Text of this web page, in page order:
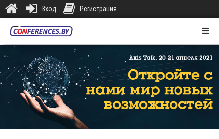
Онлайн
Площадки
Контакты
Вход Регистрация